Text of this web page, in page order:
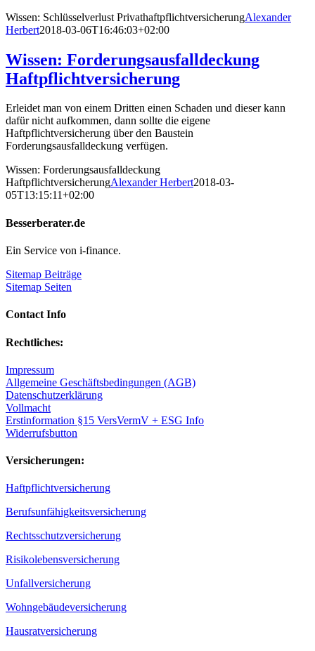
Wissen: Schlüsselverlust PrivathaftpflichtversicherungAlexander
Herbert2018-03-06T16:46:03+02:00
Wissen: Forderungsausfalldeckung
Haftpflichtversicherung
Erleidet man von einem Dritten einen Schaden und dieser kann
dafür nicht aufkommen, dann sollte die eigene
Haftpflichtversicherung über den Baustein
Forderungsausfalldeckung verfügen.
Wissen: Forderungsausfalldeckung
HaftpflichtversicherungAlexander Herbert2018-03-
05T13:15:11+02:00
Besserberater.de
Ein Service von i-finance.
Sitemap Beiträge
Sitemap Seiten
Contact Info
Rechtliches:
Impressum
Allgemeine Geschäftsbedingungen (AGB)
Datenschutzerklärung
Vollmacht
Erstinformation §15 VersVermV + ESG Info
Widerrufsbutton
Versicherungen:
Haftpflichtversicherung
Berufsunfähigkeitsversicherung
Rechtsschutzversicherung
Risikolebensversicherung
Unfallversicherung
Wohngebäudeversicherung
Hausratversicherung